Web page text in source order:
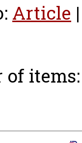
Article |
of items: